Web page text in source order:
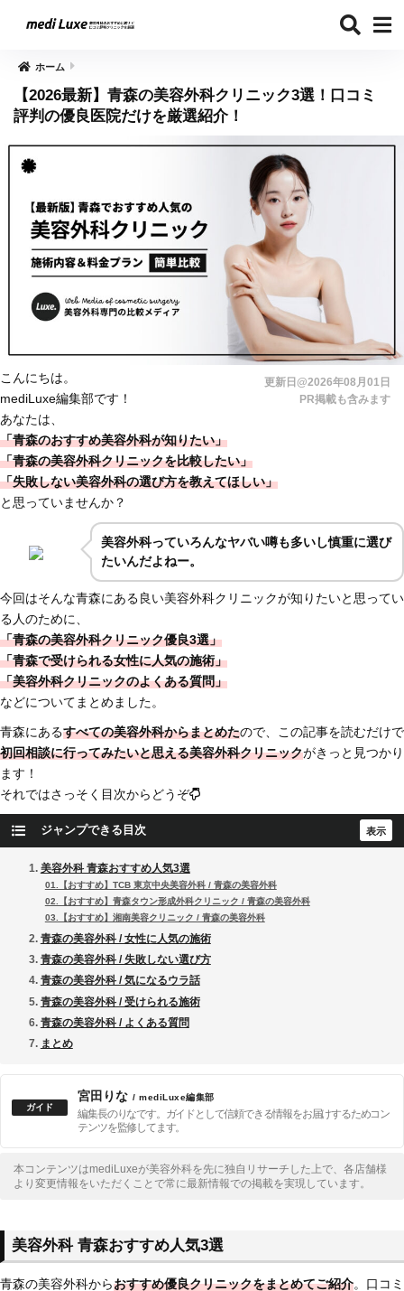
ホーム
【2026最新】青森の美容外科クリニック3選！口コミ
評判の優良医院だけを厳選紹介！
更新日@2026年08月01日
PR掲載も含みます
こんにちは。
mediLuxe編集部です！
あなたは、
「青森のおすすめ美容外科が知りたい」
「青森の美容外科クリニックを比較したい」
「失敗しない美容外科の選び方を教えてほしい」
と思っていませんか？
美容外科っていろんなヤバい噂も多いし慎重に選び
たいんだよねー。
今回はそんな青森にある良い美容外科クリニックが知りたいと思ってい
る人のために、
「青森の美容外科クリニック優良3選」
「青森で受けられる女性に人気の施術」
「美容外科クリニックのよくある質問」
などについてまとめました。
青森にあるすべての美容外科からまとめたので、この記事を読むだけで
初回相談に行ってみたいと思える美容外科クリニックがきっと見つかり
ます！
それではさっそく目次からどうぞ
ジャンプできる目次
美容外科 青森おすすめ人気3選
01.【おすすめ】TCB 東京中央美容外科 / 青森の美容外科
02.【おすすめ】青森タウン形成外科クリニック / 青森の美容外科
03.【おすすめ】湘南美容クリニック / 青森の美容外科
青森の美容外科 / 女性に人気の施術
青森の美容外科 / 失敗しない選び方
青森の美容外科 / 気になるウラ話
青森の美容外科 / 受けられる施術
青森の美容外科 / よくある質問
まとめ
宮田りな / mediLuxe編集部
編集長のりなです。ガイドとして信頼できる情報をお届けするためコン
テンツを監修してます。
本コンテンツはmediLuxeが美容外科を先に独自リサーチした上で、各店舗様
より変更情報をいただくことで常に最新情報での掲載を実現しています。
美容外科 青森おすすめ人気3選
青森の美容外科からおすすめ優良クリニックをまとめてご紹介。口コミ